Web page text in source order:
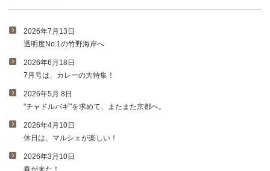
2026年7月13日
透明度No.1の竹野海岸へ
2026年6月18日
7月号は、カレーの大特集！
2026年5月 8日
"チャドルバギ"を求めて、またまた京都へ。
2026年4月10日
休日は、マルシェが楽しい！
2026年3月10日